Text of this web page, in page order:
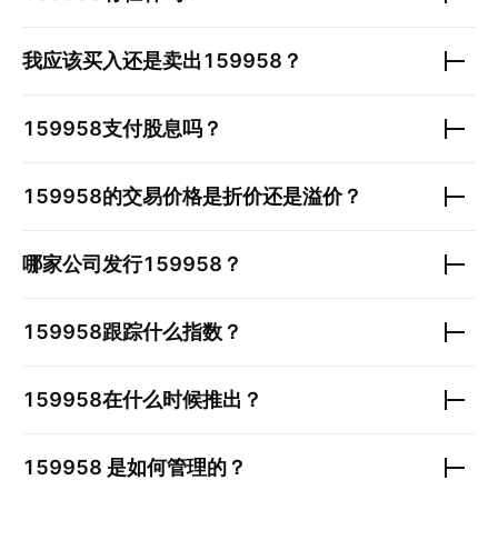
我应该买入还是卖出159958 ？
159958支付股息吗？
159958的交易价格是折价还是溢价？
哪家公司发行159958 ？
159958跟踪什么指数？
159958在什么时候推出？
159958 是如何管理的？